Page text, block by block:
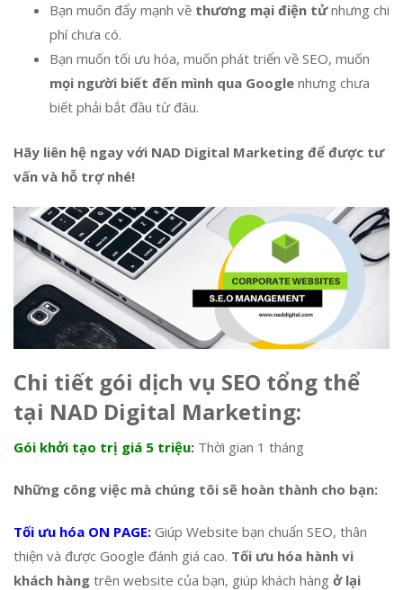
Bạn muốn đẩy mạnh về thương mại điện tửnhưng chi
phí chưa có.
Bạn muốn tối ưu hóa, muốn phát triển về SEO, muốn
mọi người biết đến mình qua Google nhưng chưa
biết phải bắt đầu từ đâu.
Hãy liên hệ ngay với NAD Digital Marketing để được tư
vấn và hỗ trợ nhé!
Chi tiết gói dịch vụ SEO tổng thể
tại NAD Digital Marketing:
Gói khởi tạo trị giá 5 triệu: Thời gian 1 tháng
Những công việc mà chúng tôi sẽ hoàn thành cho bạn:
Tối ưu hóa ON PAGE: Giúp Website bạn chuẩn SEO, thân
thiện và được Google đánh giá cao. Tối ưu hóa hành vi
khách hàng trên website của bạn, giúp khách hàng ở lại